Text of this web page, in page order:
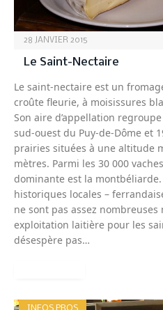
28 JANVIER 2015
Le Saint-Nectaire
Le saint-nectaire est un
croûte fleurie, à moisissures
Son aire d’appellation
sud-ouest du Puy-de-Dôme et
prairies situées à une altitude
mètres. Parmi les 30 000
dominante est la
historiques locales –
ne sont pas assez
exploitation laitière pour les
désespère pas…